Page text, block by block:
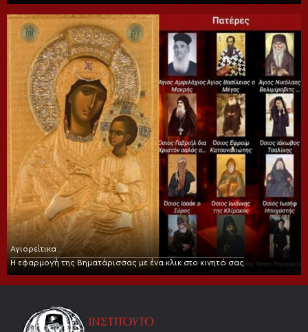
Αγιορείτικα
Η εφαρμογή της Βηματάρισσας με ένα κλικ στο κινητό σας